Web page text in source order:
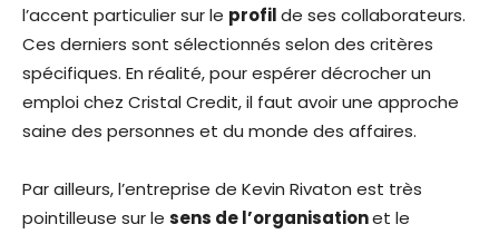
l’accent particulier sur le profilde ses collaborateurs.
Ces derniers sont sélectionnés selon des critères
spécifiques. En réalité, pour espérer décrocher un
emploi chez Cristal Credit, il faut avoir une approche
saine des personnes et du monde des affaires.
Par ailleurs, l’entreprise de Kevin Rivaton est très
pointilleuse sur le sens de l’organisationet le